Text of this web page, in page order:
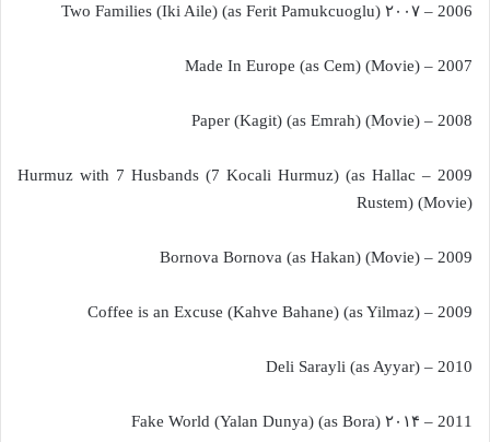
2006 – ۲۰۰۷ Two Families (Iki Aile) (as Ferit Pamukcuoglu)
2007 – Made In Europe (as Cem) (Movie)
2008 – Paper (Kagit) (as Emrah) (Movie)
2009 – Hurmuz with 7 Husbands (7 Kocali Hurmuz) (as Hallac
Rustem) (Movie)
2009 – Bornova Bornova (as Hakan) (Movie)
2009 – Coffee is an Excuse (Kahve Bahane) (as Yilmaz)
2010 – Deli Sarayli (as Ayyar)
2011 – ۲۰۱۴ Fake World (Yalan Dunya) (as Bora)